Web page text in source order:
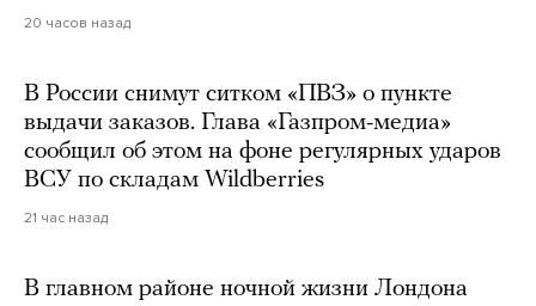
20 часов назад
В России снимут ситком «ПВЗ» о пункте
выдачи заказов. Глава «Газпром-медиа»
сообщил об этом на фоне регулярных ударов
ВСУ по складам Wildberries
21 час назад
В главном районе ночной жизни Лондона